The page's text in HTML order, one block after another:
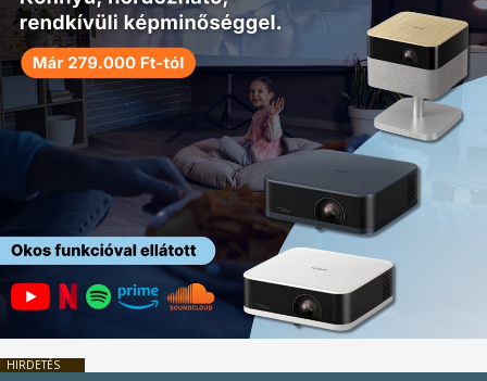
HIRDETÉS